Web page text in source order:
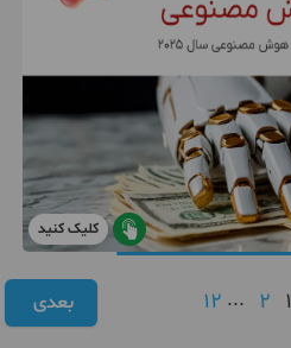
کلیک کنید
1
2
...
12 بعدی